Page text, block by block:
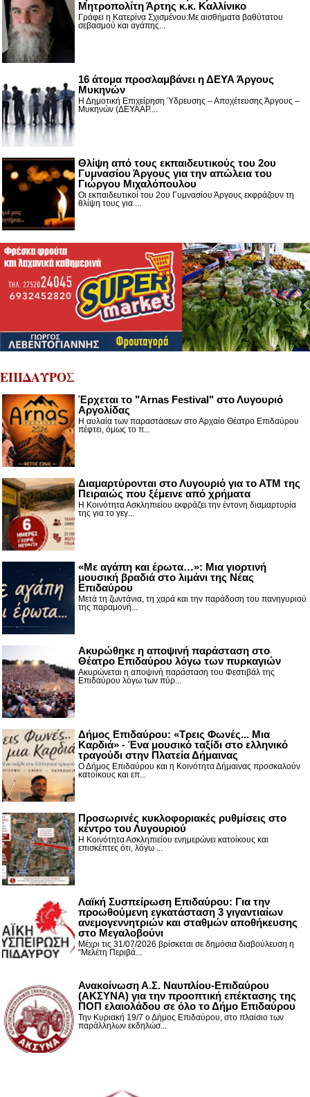
Μητροπολίτη Άρτης κ.κ. Καλλίνικο
Γράφει η Κατερίνα Σχισμένου:Με αισθήματα βαθύτατου
σεβασμού και αγάπης...
16 άτομα προσλαμβάνει η ΔΕΥΑ Άργους
Μυκηνών
Η Δημοτική Επιχείρηση Ύδρευσης – Αποχέτευσης Άργους –
Μυκηνών (ΔΕΥΑΑΡ....
Θλίψη από τους εκπαιδευτικούς του 2ου
Γυμνασίου Άργους για την απώλεια του
Γιώργου Μιχαλόπουλου
Οι εκπαιδευτικοί του 2ου Γυμνασίου Άργους εκφράζουν τη
θλίψη τους για ...
ΕΠΙΔΑΥΡΟΣ
Έρχεται το "Arnas Festival" στο Λυγουριό
Αργολίδας
Η αυλαία των παραστάσεων στο Αρχαίο Θέατρο Επιδαύρου
πέφτει, όμως το π...
Διαμαρτύρονται στο Λυγουριό για το ΑΤΜ της
Πειραιώς που ξέμεινε από χρήματα
Η Κοινότητα Ασκληπιείου εκφράζει την έντονη διαμαρτυρία
της για το γεγ...
«Με αγάπη και έρωτα…»: Μια γιορτινή
μουσική βραδιά στο λιμάνι της Νέας
Επιδαύρου
Μετά τη ζωντάνια, τη χαρά και την παράδοση του πανηγυριού
της παραμονή...
Ακυρώθηκε η αποψινή παράσταση στο
Θέατρο Επιδαύρου λόγω των πυρκαγιών
Ακυρώνεται η αποψινή παράσταση του Φεστιβάλ της
Επιδαύρου λόγω των πύρ...
Δήμος Επιδαύρου: «Τρεις Φωνές... Μια
Καρδιά» - Ένα μουσικό ταξίδι στο ελληνικό
τραγούδι στην Πλατεία Δήμαινας
Ο Δήμος Επιδαύρου και η Κοινότητα Δήμαινας προσκαλούν
κατοίκους και επ...
Προσωρινές κυκλοφοριακές ρυθμίσεις στο
κέντρο του Λυγουριού
Η Κοινότητα Ασκληπιείου ενημερώνει κατοίκους και
επισκέπτες ότι, λόγω ...
Λαϊκή Συσπείρωση Επιδαύρου: Για την
προωθούμενη εγκατάσταση 3 γιγαντιαίων
ανεμογεννητριών και σταθμών αποθήκευσης
στο Μεγαλοβούνι
Μέχρι τις 31/07/2026 βρίσκεται σε δημόσια διαβούλευση η
“Μελέτη Περιβά...
Ανακοίνωση Α.Σ. Ναυπλίου-Επιδαύρου
(ΑΚΣΥΝΑ) για την προοπτική επέκτασης της
ΠΟΠ ελαιολάδου σε όλο το Δήμο Επιδαύρου
Την Κυριακή 19/7 ο Δήμος Επιδαύρου, στο πλαίσιο των
παράλληλων εκδηλώσ...